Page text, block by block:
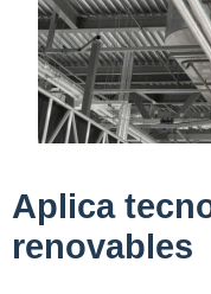
Aplica
renovables